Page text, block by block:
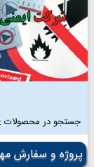
جستجو در محصولات :
پروژه و سفارش